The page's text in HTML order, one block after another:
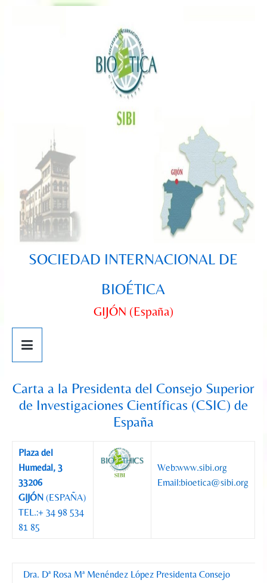
SOCIEDAD INTERNACIONAL DE
BIOÉTICA
GIJÓN (España)
Carta a la Presidenta del Consejo Superior
de Investigaciones Científicas (CSIC) de
España
Plaza del
Humedal, 3
33206
GIJÓN(ESPAÑA)
TEL.:+ 34 98 534
81 85
Web:www.sibi.org
Email:bioetica@sibi.org
Dra. Dª Rosa Mª Menéndez López Presidenta Consejo